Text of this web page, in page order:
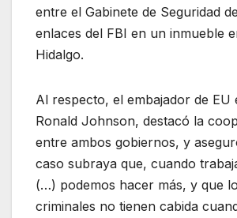
entre el Gabinete de Seguridad
enlaces del FBI en un inmueble
Hidalgo.
Al respecto, el embajador de EU
Ronald Johnson, destacó la
entre ambos gobiernos, y
caso subraya que, cuando
(…) podemos hacer más, y que
criminales no tienen cabida